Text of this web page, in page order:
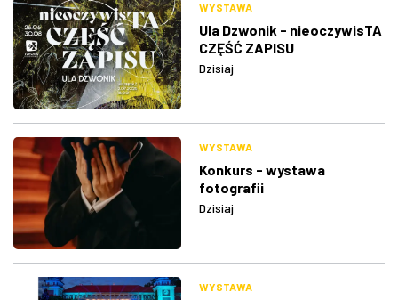
WYSTAWA
Ula Dzwonik - nieoczywisTA
CZĘŚĆ ZAPISU
Dzisiaj
WYSTAWA
Konkurs - wystawa
fotografii
Dzisiaj
WYSTAWA